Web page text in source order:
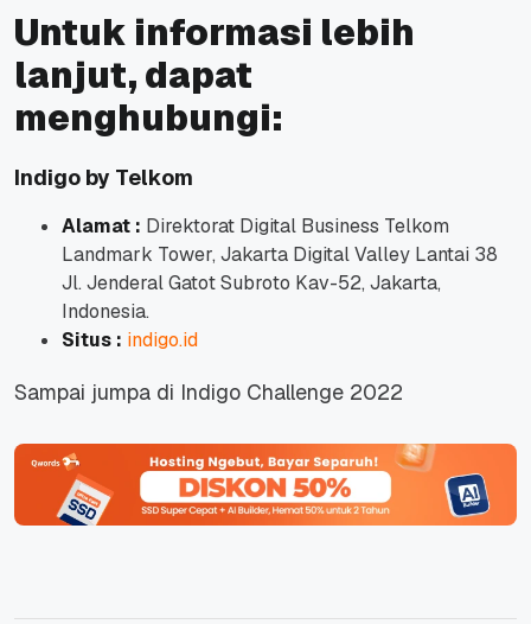
Untuk informasi lebih
lanjut, dapat
menghubungi:
Indigo by Telkom
Alamat : Direktorat Digital Business Telkom
Landmark Tower, Jakarta Digital Valley Lantai 38
Jl. Jenderal Gatot Subroto Kav-52, Jakarta,
Indonesia.
Situs : indigo.id
Sampai jumpa di Indigo Challenge 2022